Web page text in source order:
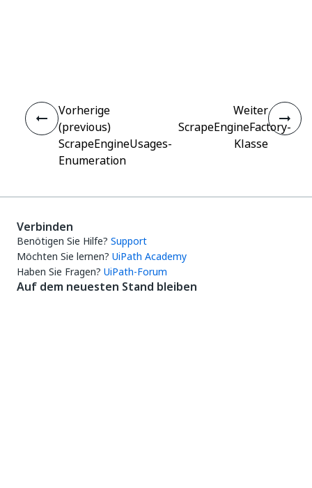
Vorherige
(previous)
ScrapeEngineUsages-
Enumeration
Weiter
ScrapeEngineFactory-
Klasse
Verbinden
Benötigen Sie Hilfe? Support
Möchten Sie lernen? UiPath Academy
Haben Sie Fragen? UiPath-Forum
Auf dem neuesten Stand bleiben